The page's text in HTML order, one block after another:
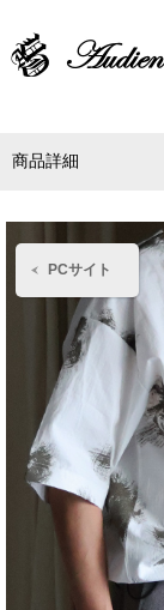
PCサイト
商品詳細